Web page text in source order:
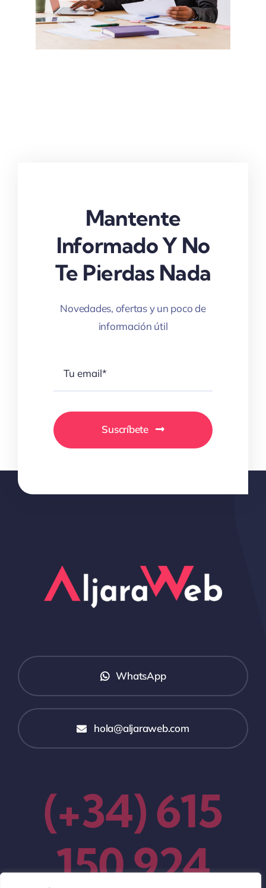
Mantente
Informado Y No
Te Pierdas Nada
Novedades, ofertas y un poco de
información útil
Suscríbete
WhatsApp
hola@aljaraweb.com
(+34) 615
150 924